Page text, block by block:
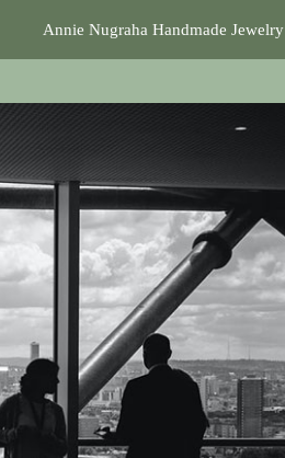
Annie Nugraha Handmade Jewelry